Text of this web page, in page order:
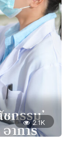
2.1K